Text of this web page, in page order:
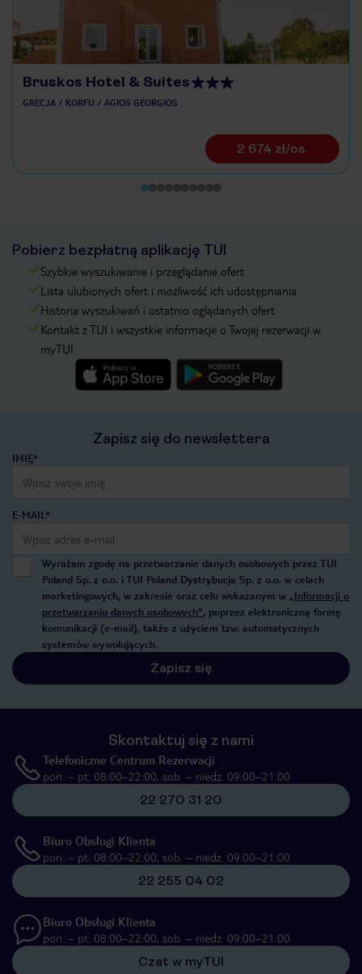
Bruskos Hotel & Suites
GRECJA KORFU AGIOS GEORGIOS
2 674 zł/os.
Pobierz bezpłatną aplikację TUI
Szybkie wyszukiwanie i przeglądanie ofert
Lista ulubionych ofert i możliwość ich udostępniania
Historia wyszukiwań i ostatnio oglądanych ofert
Kontakt z TUI i wszystkie informacje o Twojej rezerwacji w
myTUI
Zapisz się do newslettera
IMIĘ*
E-MAIL*
Wyrażam zgodę na przetwarzanie danych osobowych przez TUI
Poland Sp. z o.o. i TUI Poland Dystrybucja Sp. z o.o. w celach
marketingowych, w zakresie oraz celu wskazanym w „Informacji o
przetwarzaniu danych osobowych”, poprzez elektroniczną formę
komunikacji (e-mail), także z użyciem tzw. automatycznych
systemów wywołujących.
Zapisz się
Skontaktuj się z nami
Telefoniczne Centrum Rezerwacji
pon. – pt. 08:00–22:00, sob. – niedz. 09:00–21:00
22 270 31 20
Biuro Obsługi Klienta
pon. – pt. 08:00–22:00, sob. – niedz. 09:00–21:00
22 255 04 02
Biuro Obsługi Klienta
pon. – pt. 08:00–22:00, sob. – niedz. 09:00–21:00
Czat w myTUI